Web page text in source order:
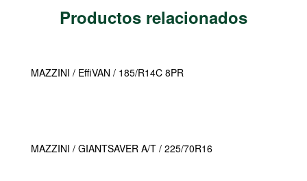
Productos relacionados
MAZZINI / EffiVAN / 185/R14C 8PR
MAZZINI / GIANTSAVER A/T / 225/70R16